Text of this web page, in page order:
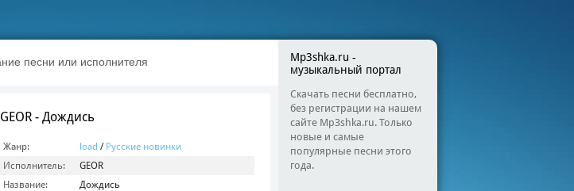
GEOR - Дождись
Жанр: load / Русские новинки
Исполнитель:
GEOR
Название:
Дождись
Mp3shka.ru -
музыкальный портал
Скачать песни бесплатно,
без регистрации на нашем
сайте Mp3shka.ru. Только
новые и самые
популярные песни этого
года.